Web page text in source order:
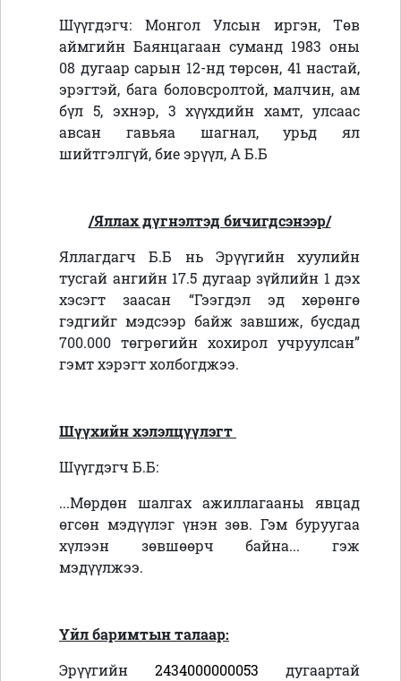
Шүүгдэгч: Монгол Улсын иргэн, Төв
аймгийн Баянцагаан суманд 1983 оны
08 дугаар сарын 12-нд төрсөн, 41 настай,
эрэгтэй, бага боловсролтой, малчин, ам
бүл 5, эхнэр, 3 хүүхдийн хамт, улсаас
авсан гавьяа шагнал, урьд ял
шийтгэлгүй, бие эрүүл, А Б.Б
/Яллах дүгнэлтэд бичигдсэнээр/
Яллагдагч Б.Б нь Эрүүгийн хуулийн
тусгай ангийн 17.5 дугаар зүйлийн 1 дэх
хэсэгт заасан “Гээгдэл эд хөрөнгө
гэдгийг мэдсээр байж завшиж, бусдад
700.000 төгрөгийн хохирол учруулсан”
гэмт хэрэгт холбогджээ.
Шүүхийн хэлэлцүүлэгт
Шүүгдэгч Б.Б:
...Мөрдөн шалгах ажиллагааны явцад
өгсөн мэдүүлэг үнэн зөв. Гэм буруугаа
хүлээн зөвшөөрч байна... гэж
мэдүүлжээ.
Үйл баримтын талаар:
Эрүүгийн 2434000000053 дугаартай